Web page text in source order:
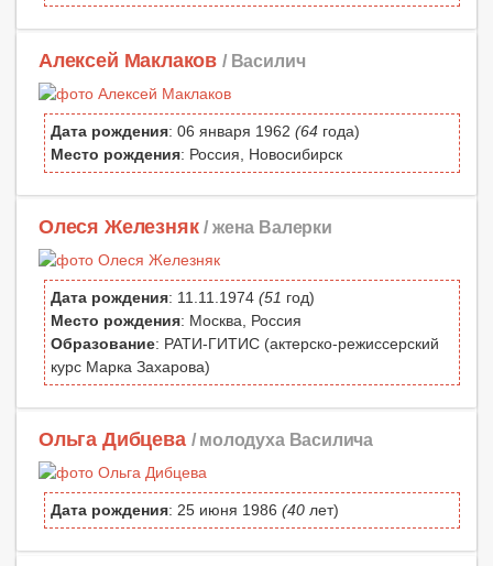
Алексей Маклаков / Василич
Дата рождения: 06 января 1962 (64 года)
Место рождения: Россия, Новосибирск
Олеся Железняк / жена Валерки
Дата рождения: 11.11.1974 (51 год)
Место рождения: Москва, Россия
Образование: РАТИ-ГИТИС (актерско-режиссерский
курс Марка Захарова)
Ольга Дибцева / молодуха Василича
Дата рождения: 25 июня 1986 (40 лет)